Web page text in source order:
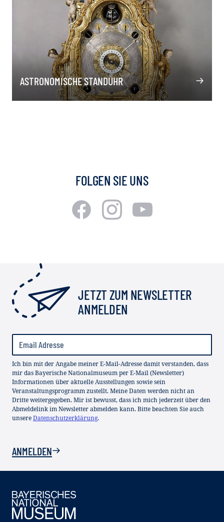
ASTRONOMISCHE STANDUHR
FOLGEN SIE UNS
JETZT ZUM NEWSLETTER
ANMELDEN
Ich bin mit der Angabe meiner E-Mail-Adresse damit verstanden, dass
mir das Bayerische Nationalmuseum per E-Mail (Newsletter)
Informationen über aktuelle Ausstellungen sowie sein
Veranstaltungsprogramm zustellt. Meine Daten werden nicht an
Dritte weitergegeben. Mir ist bewusst, dass ich mich jederzeit über den
Abmeldelink im Newsletter abmelden kann. Bitte beachten Sie auch
unsereDatenschutzerklärung.
ANMELDEN